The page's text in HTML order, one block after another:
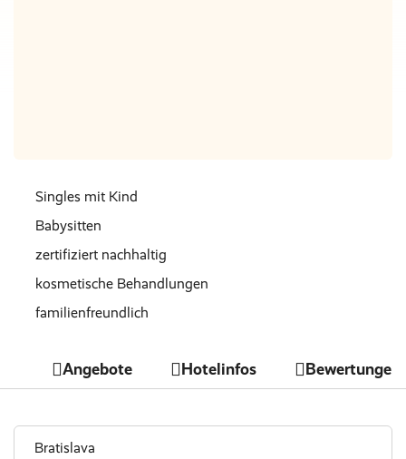
Singles mit Kind
Babysitten
zertifiziert nachhaltig
kosmetische Behandlungen
familienfreundlich
top Sportangebot
Wäscheservice
Angebote Hotelinfos Bewertungen